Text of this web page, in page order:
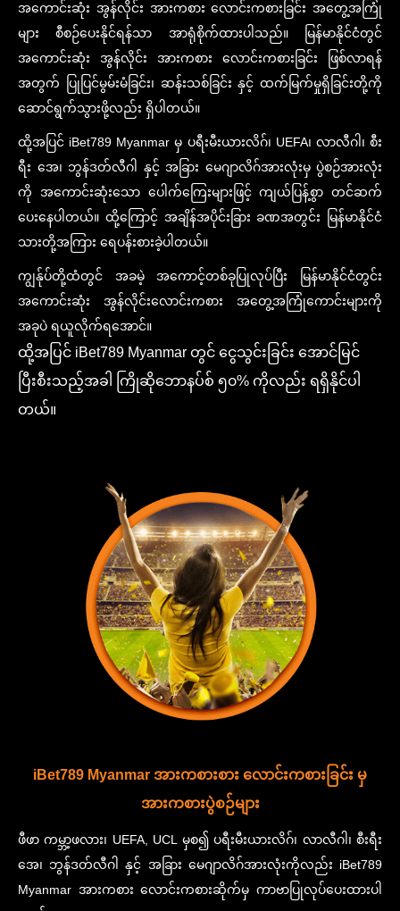
အကောင်းဆုံး အွန်လိုင်း အားကစား လောင်းကစားခြင်း အတွေ့အကြုံ
များ စီစဉ်ပေးနိုင်ရန်သာ အာရုံစိုက်ထားပါသည်။ မြန်မာနိုင်ငံတွင်
အကောင်းဆုံး အွန်လိုင်း အားကစား လောင်းကစားခြင်း ဖြစ်လာရန်
အတွက် ပြုပြင်မွမ်းမံခြင်း၊ ဆန်းသစ်ခြင်း နှင့် ထက်မြက်မှုရှိခြင်းတို့ကို
ဆောင်ရွက်သွားဖို့လည်း ရှိပါတယ်။
ထို့အပြင် iBet789 Myanmar မှ ပရီးမီးယားလိဂ်၊ UEFA၊ လာလီဂါ၊ စီး
ရီး အေ၊ ဘွန်ဒတ်လီဂါ နှင့် အခြား မေဂျာလိဂ်အားလုံးမှ ပွဲစဉ်အားလုံး
ကို အကောင်းဆုံးသော ပေါက်ကြေးများဖြင့် ကျယ်ပြန့်စွာ တင်ဆက်
ပေးနေပါတယ်။ ထို့ကြောင့် အချိန်အပိုင်းခြား ခဏအတွင်း မြန်မာနိုင်ငံ
သားတို့အကြား ရေပန်းစားခဲ့ပါတယ်။
ကျွန်ုပ်တို့ထံတွင် အခမဲ့ အကောင့်တစ်ခုပြုလုပ်ပြီး မြန်မာနိုင်ငံတွင်း
အကောင်းဆုံး အွန်လိုင်းလောင်းကစား အတွေ့အကြုံကောင်းများကို
အခုပဲ ရယူလိုက်ရအောင်။
ထို့အပြင် iBet789 Myanmar တွင် ငွေသွင်းခြင်း အောင်မြင်
ပြီးစီးသည့်အခါ ကြိုဆိုဘောနပ်စ် ၅၀% ကိုလည်း ရရှိနိုင်ပါ
တယ်။
iBet789 Myanmar အားကစားစား လောင်းကစားခြင်း မှ
အားကစားပွဲစဉ်များ
ဖီဖာ ကမ္ဘာ့ဖလား၊ UEFA, UCL မှစ၍ ပရီးမီးယားလိဂ်၊ လာလီဂါ၊ စီးရီး
အေ၊ ဘွန်ဒတ်လီဂါ နှင့် အခြား မေဂျာလိဂ်အားလုံးကိုလည်း iBet789
Myanmar အားကစား လောင်းကစားဆိုက်မှ ကာဗာပြုလုပ်ပေးထားပါ